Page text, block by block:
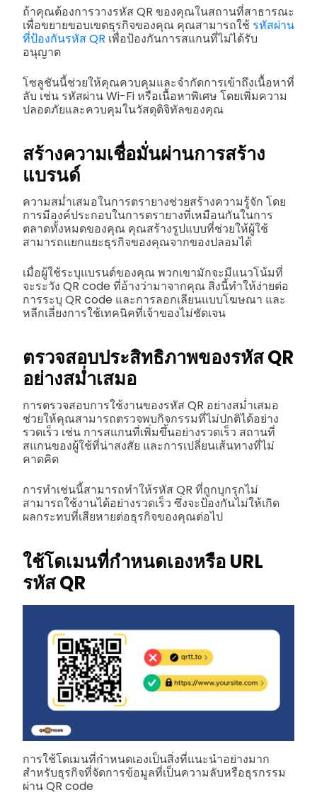
ถ้าคุณต้องการวางรหัส QR ของคุณในสถานที่สาธารณะ
เพื่อขยายขอบเขตธุรกิจของคุณ คุณสามารถใช้ รหัสผ่าน
ที่ป้องกันรหัส QR เพื่อป้องกันการสแกนที่ไม่ได้รับ
อนุญาต
โซลูชันนี้ช่วยให้คุณควบคุมและจำกัดการเข้าถึงเนื้อหาที่
ลับ เช่น รหัสผ่าน Wi-Fi หรือเนื้อหาพิเศษ โดยเพิ่มความ
ปลอดภัยและควบคุมในวัสดุดิจิทัลของคุณ
สร้างความเชื่อมั่นผ่านการสร้าง
แบรนด์
ความสม่ำเสมอในการตรายางช่วยสร้างความรู้จัก โดย
การมีองค์ประกอบในการตรายางที่เหมือนกันในการ
ตลาดทั้งหมดของคุณ คุณสร้างรูปแบบที่ช่วยให้ผู้ใช้
สามารถแยกแยะธุรกิจของคุณจากของปลอมได้
เมื่อผู้ใช้ระบุแบรนด์ของคุณ พวกเขามักจะมีแนวโน้มที่
จะระวัง QR code ที่อ้างว่ามาจากคุณ สิ่งนี้ทำให้ง่ายต่อ
การระบุ QR code และการลอกเลียนแบบโฆษณา และ
หลีกเลี่ยงการใช้เทคนิคที่เจ้าของไม่ชัดเจน
ตรวจสอบประสิทธิภาพของรหัส QR
อย่างสม่ำเสมอ
การตรวจสอบการใช้งานของรหัส QR อย่างสม่ำเสมอ
ช่วยให้คุณสามารถตรวจพบกิจกรรมที่ไม่ปกติได้อย่าง
รวดเร็ว เช่น การสแกนที่เพิ่มขึ้นอย่างรวดเร็ว สถานที่
สแกนของผู้ใช้ที่น่าสงสัย และการเปลี่ยนเส้นทางที่ไม่
คาดคิด
การทำเช่นนี้สามารถทำให้รหัส QR ที่ถูกบุกรุกไม่
สามารถใช้งานได้อย่างรวดเร็ว ซึ่งจะป้องกันไม่ให้เกิด
ผลกระทบที่เสียหายต่อธุรกิจของคุณต่อไป
ใช้โดเมนที่กำหนดเองหรือ URL
รหัส QR
การใช้โดเมนที่กำหนดเองเป็นสิ่งที่แนะนำอย่างมาก
สำหรับธุรกิจที่จัดการข้อมูลที่เป็นความลับหรือธุรกรรม
ผ่าน QR code